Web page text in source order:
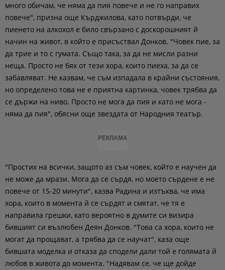
много обичам, че няма да пия повече и не го направих
повече", призна още Кърджилова, като потвърди, че
пиенето на алкохол е било свързано с доскорошният й
начин на живот, в който е присъствал Донков. "Човек пие, за
да трие и то с гумата. Също така, за да не мисли разни
неща. Просто не бях от тези хора, които пиеха, за да се
забавляват. Не казвам, че съм изпадала в крайни състояния,
но определено това не е приятна картинка, човек трябва да
се държи на ниво. Просто не мога да пия и като не мога -
няма да пия", обясни още звездата от Народния театър.
РЕКЛАМА
"Простих на всички, защото аз съм човек, който е научен да
не може да мрази. Мога да се сърдя, но моето сърдене е не
повече от 15-20 минути", казва Радина и изтъква, че има
хора, които в момента й се сърдят и смятат, че тя е
направила грешки, като вероятно в думите си визира
бившият си възлюбен Деян Донков. "Това са хора, които не
могат да прощават, а трябва да се научат", каза още
бившата моделка и отказа да сподели дали той е голямата й
любов в живота до момента. "Надявам се, че ще дойде